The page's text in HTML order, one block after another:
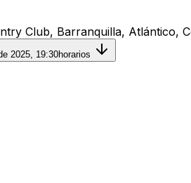
Club, Barranquilla, Atlántico,
2025, 19:30horarios